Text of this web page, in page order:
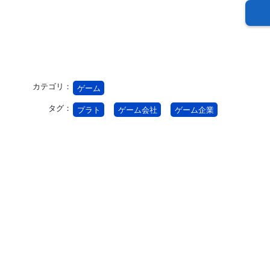
カテゴリ： ゲーム
タグ： プラト ゲーム会社 ゲーム企業